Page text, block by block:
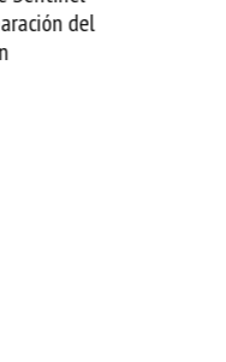
del